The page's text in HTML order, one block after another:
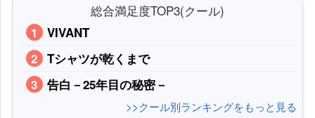
総合満足度TOP3(クール)
VIVANT
Tシャツが乾くまで
告白－25年目の秘密－
>>クール別ランキングをもっと見る